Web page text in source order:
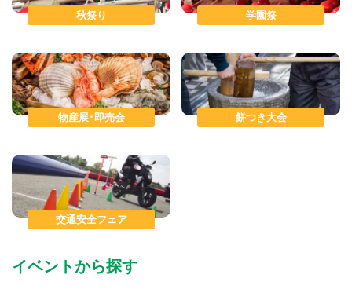
イベントから探す
秋祭り 学園祭
物産展･即売会 餅つき大会
交通安全フェア